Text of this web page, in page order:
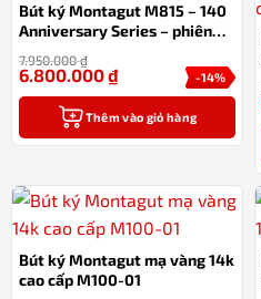
Bút ký Montagut M815 – 140
Anniversary Series – phiên
của hãng
7.950.000₫
-14%
6.800.000₫
Thêm vào giỏ hàng
Bút ký Montagut mạ vàng 14k
cao cấp M100-01